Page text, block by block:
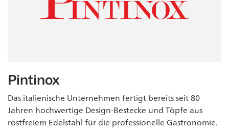
Pintinox
Das italienische Unternehmen fertigt bereits seit 80
Jahren hochwertige Design-Bestecke und Töpfe aus
rostfreiem Edelstahl für die professionelle Gastronomie.